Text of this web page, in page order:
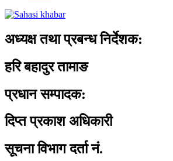
अध्यक्ष तथा प्रबन्ध निर्देशक:
हरि बहादुर तामाङ
प्रधान सम्पादक:
दिप्त प्रकाश अधिकारी
सूचना विभाग दर्ता नं.